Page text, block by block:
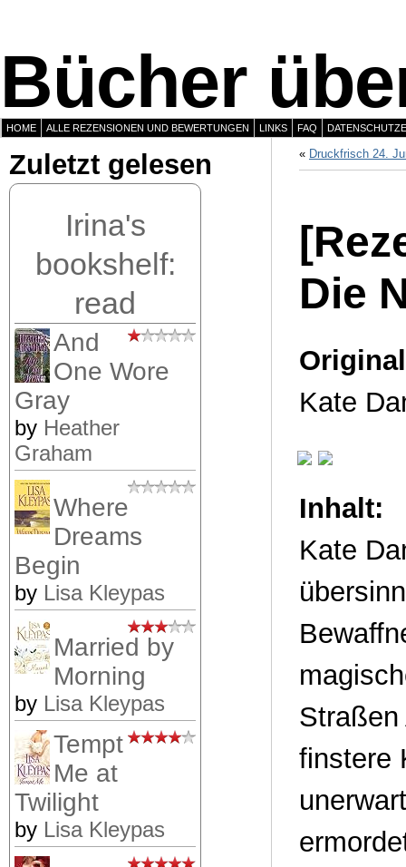
Bücher
HOME ALLE REZENSIONEN UND BEWERTUNGEN LINKS FAQ
Zuletzt gelesen
Irina's
bookshelf:
read
And
One Wore
Gray
by Heather
Graham
Where
Dreams
Begin
by Lisa Kleypas
Married by
Morning
by Lisa Kleypas
Tempt
Me at
Twilight
by Lisa Kleypas
« Druckfrisch 24.
Die
Kate
Inhalt:
Kate
Straßen
finstere